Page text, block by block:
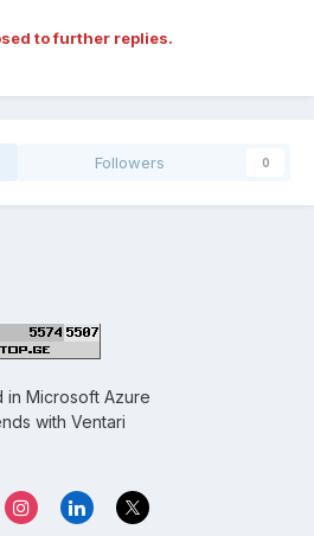
to further replies.
Followers 0
in Microsoft Azure
with Ventari